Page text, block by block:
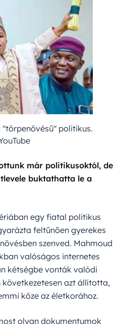
politikus.
már politikusoktól, de
buktathatta le a
egy fiatal politikus
feltűnően gyerekes
szenved. Mahmoud
valóságos internetes
kétségbe vonták valódi
azt állította,
köze az életkorához.
olyan dokumentumok